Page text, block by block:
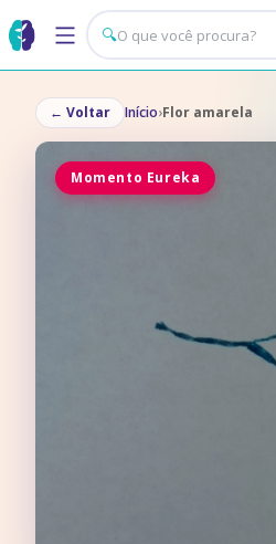
🔍
← Voltar Início›Flor amarela
Momento Eureka